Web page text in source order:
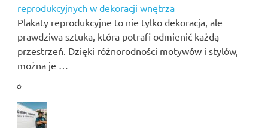
reprodukcyjnych w dekoracji wnętrza
Plakaty reprodukcyjne to nie tylko dekoracja, ale
prawdziwa sztuka, która potrafi odmienić każdą
przestrzeń. Dzięki różnorodności motywów i stylów,
można je …